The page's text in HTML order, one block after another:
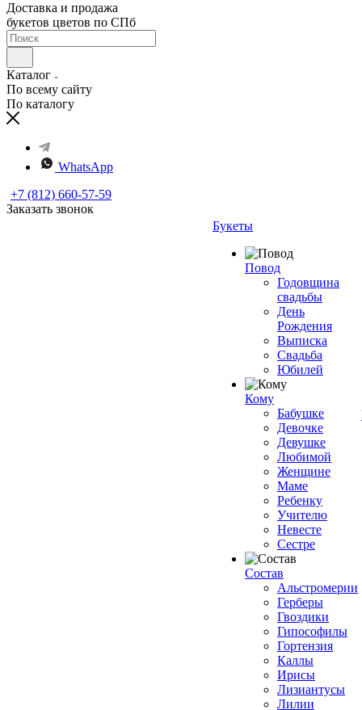
Доставка и продажа
букетов цветов по СПб
Каталог
По всему сайту
По каталогу
WhatsApp
+7 (812) 660-57-59
Заказать звонок
Букеты
Повод
Годовщина
свадьбы
День
Рождения
Выписка
Свадьба
Юбилей
Кому
Бабушке
Девочке
Девушке
Любимой
Женщине
Маме
Ребенку
Учителю
Невесте
Сестре
Состав
Альстромерии
Герберы
Гвоздики
Гипософилы
Гортензия
Каллы
Ирисы
Лизиантусы
Лилии